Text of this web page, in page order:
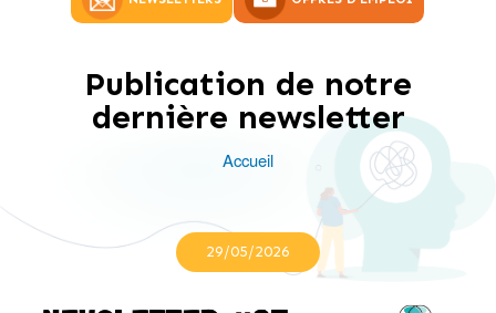
Publication de notre
dernière newsletter
d'Ariane
Accueil
29/05/2026